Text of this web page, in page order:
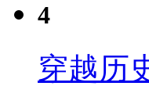
4
穿越历